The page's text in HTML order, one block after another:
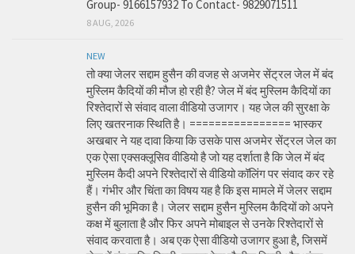
Group- 9166157932 To Contact- 9829071511
8 AUG, 2026
NEW
तो क्या जेलर सद्दाम हुसैन की वजह से अजमेर सेंट्रल जेल में बंद
मुस्लिम कैदियों की मौज हो रही है? जेल में बंद मुस्लिम कैदियों का
रिश्तेदारों से संवाद वाला वीडियो उजागर। यह जेल की सुरक्षा के
लिए खतरनाक स्थिति है। ================ भास्कर
अखबार ने यह दावा किया कि उसके पास अजमेर सेंट्रल जेल का
एक ऐसा एक्सक्लूसिव वीडियो है जो यह दर्शाता है कि जेल में बंद
मुस्लिम कैदी अपने रिश्तेदारों से वीडियो कॉलिंग पर संवाद कर रहे
हैं। गंभीर और चिंता का विषय यह है कि इस मामले में जेलर सद्दाम
हुसैन की भूमिका है। जेलर सद्दाम हुसैन मुस्लिम कैदियों को अपने
कक्ष में बुलाता है और फिर अपने मोबाइल से उनके रिश्तेदारों से
संवाद करवाता है। अब एक ऐसा वीडियो उजागर हुआ है, जिसमें